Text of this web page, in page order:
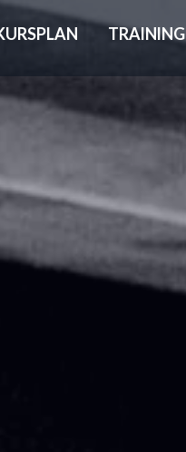
TRAINING